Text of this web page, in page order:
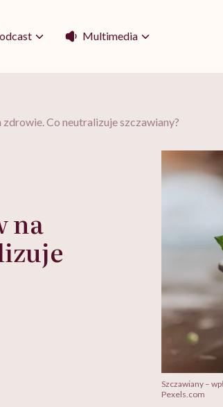
Multimedia
zdrowie. Co neutralizuje szczawiany?
na
Szczawiany –
Pexels.com